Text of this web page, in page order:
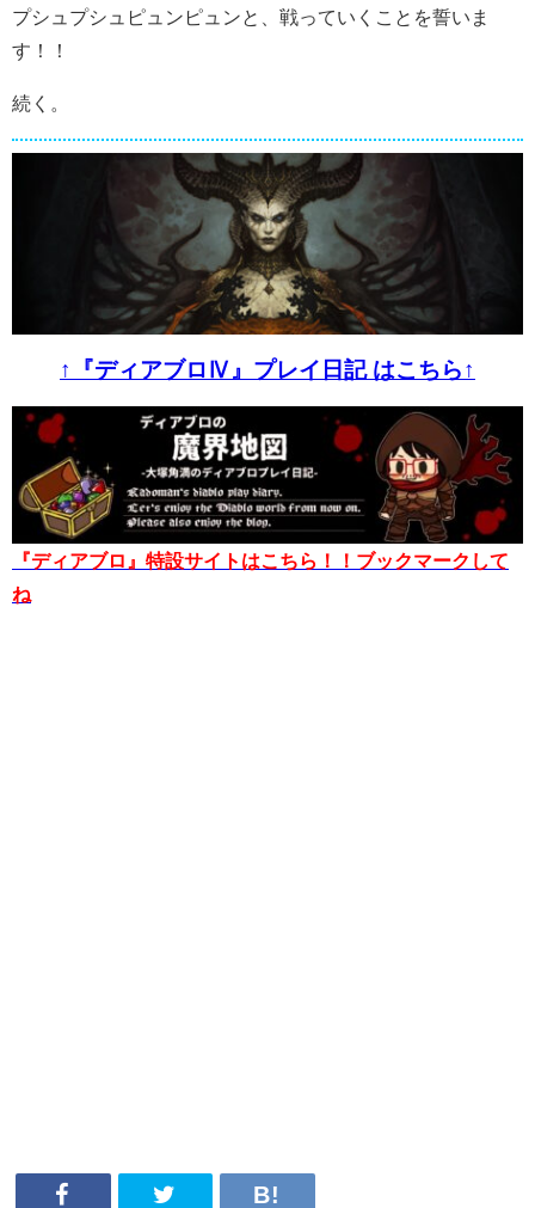
プシュプシュピュンピュンと、戦っていくことを誓いま
す！！
続く。
↑『ディアブロⅣ』プレイ日記 はこちら↑
『ディアブロ』特設サイトはこちら！！ブックマークして
ね